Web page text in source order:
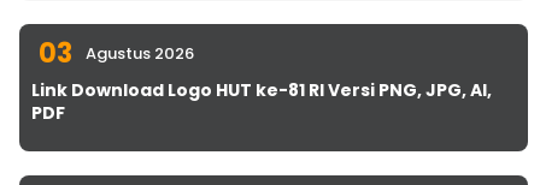
03 Agustus 2026
Link Download Logo HUT ke-81 RI Versi PNG, JPG, AI,
PDF